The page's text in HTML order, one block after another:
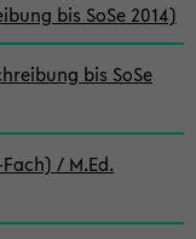
bis SoSe 2014)
bis SoSe
/ M.Ed.